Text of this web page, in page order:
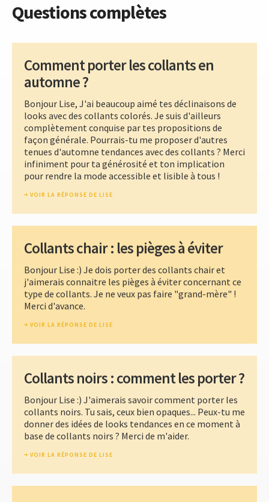
Questions complètes
Comment porter les collants en
automne ?
Bonjour Lise, J'ai beaucoup aimé tes déclinaisons de
looks avec des collants colorés. Je suis d'ailleurs
complètement conquise par tes propositions de
façon générale. Pourrais-tu me proposer d'autres
tenues d'automne tendances avec des collants ? Merci
infiniment pour ta générosité et ton implication
pour rendre la mode accessible et lisible à tous !
VOIR LA RÉPONSE DE LISE
Collants chair : les pièges à éviter
Bonjour Lise :) Je dois porter des collants chair et
j'aimerais connaitre les pièges à éviter concernant ce
type de collants. Je ne veux pas faire "grand-mère" !
Merci d'avance.
VOIR LA RÉPONSE DE LISE
Collants noirs : comment les porter ?
Bonjour Lise :) J'aimerais savoir comment porter les
collants noirs. Tu sais, ceux bien opaques... Peux-tu me
donner des idées de looks tendances en ce moment à
base de collants noirs ? Merci de m'aider.
VOIR LA RÉPONSE DE LISE